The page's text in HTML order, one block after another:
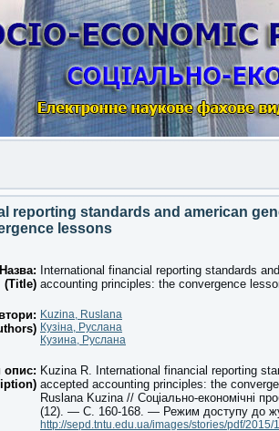
reporting standards and american
lessons
Назва:
(Title)
International financial reporting standards
accounting principles: the convergence
Kuzina, Ruslana
Кузіна, Руслана
Кузина, Руслана
опис: Kuzina R. International financial reporting
accepted accounting principles: the
Ruslana Kuzina // Соціально-економічні
(12). — С. 160-168. — Режим доступу до
http://sepd.tntu.edu.ua/images/stories/pdf/2015/